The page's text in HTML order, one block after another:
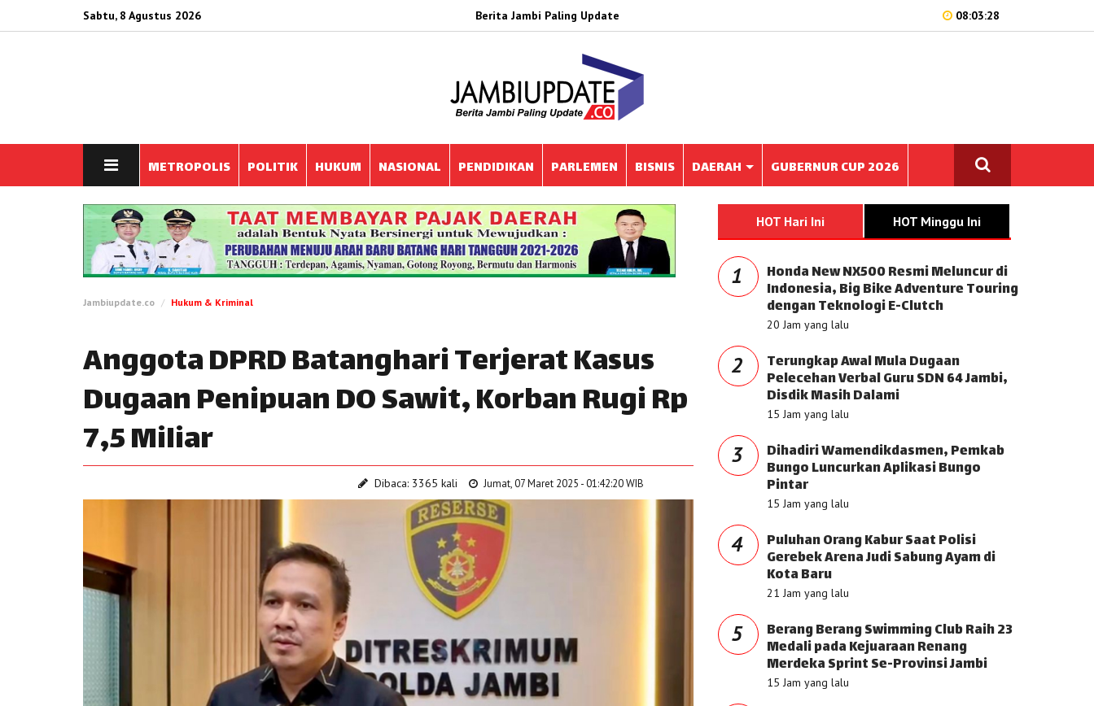
Sabtu, 8 Agustus 2026 Berita Jambi Paling Update 08:03:28
METROPOLIS POLITIK HUKUM NASIONAL PENDIDIKAN PARLEMEN BISNIS DAERAH GUBERNUR CUP 2026
Jambiupdate.co Hukum & Kriminal
Anggota DPRD Batanghari Terjerat Kasus
Dugaan Penipuan DO Sawit, Korban Rugi Rp
7,5 Miliar
Dibaca: 3365 kali Jumat, 07 Maret 2025 - 01:42:20 WIB
HOT Hari Ini HOT Minggu Ini
1 Honda New NX500 Resmi Meluncur di
Indonesia, Big Bike Adventure Touring
dengan Teknologi E-Clutch
20 Jam yang lalu
2 Terungkap Awal Mula Dugaan
Pelecehan Verbal Guru SDN 64 Jambi,
Disdik Masih Dalami
15 Jam yang lalu
3 Dihadiri Wamendikdasmen, Pemkab
Bungo Luncurkan Aplikasi Bungo
Pintar
15 Jam yang lalu
4 Puluhan Orang Kabur Saat Polisi
Gerebek Arena Judi Sabung Ayam di
Kota Baru
21 Jam yang lalu
5 Berang Berang Swimming Club Raih 23
Medali pada Kejuaraan Renang
Merdeka Sprint Se-Provinsi Jambi
15 Jam yang lalu